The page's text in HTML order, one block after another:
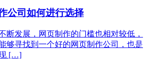
公司如何进行选择
断发展，网页制作的门槛也相对较低，
够寻找到一个好的网页制作公司，也是
[…]